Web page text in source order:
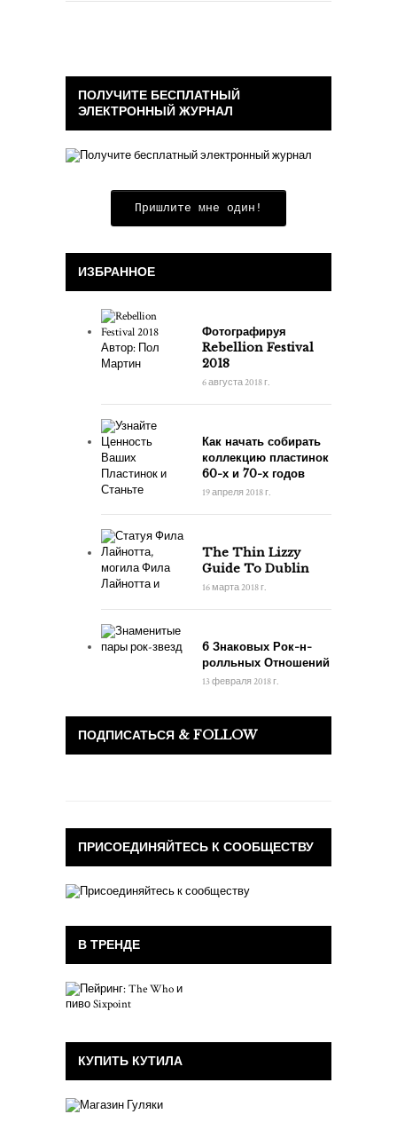
ПОЛУЧИТЕ БЕСПЛАТНЫЙ
ЭЛЕКТРОННЫЙ ЖУРНАЛ
Пришлите мне один!
ИЗБРАННОЕ
Фотографируя
Rebellion Festival
2018
6 августа 2018 г.
Как начать собирать
коллекцию пластинок
60-х и 70-х годов
19 апреля 2018 г.
The Thin Lizzy
Guide To Dublin
16 марта 2018 г.
6 Знаковых Рок-н-
ролльных Отношений
13 февраля 2018 г.
ПОДПИСАТЬСЯ & FOLLOW
ПРИСОЕДИНЯЙТЕСЬ К СООБЩЕСТВУ
В ТРЕНДЕ
КУПИТЬ КУТИЛА